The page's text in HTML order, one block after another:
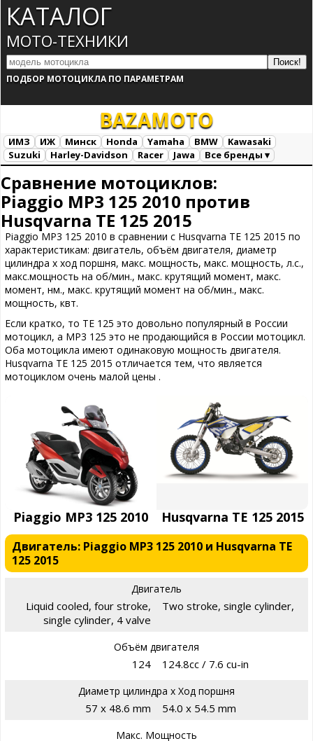
КАТАЛОГ
МОТО-ТЕХНИКИ
ПОДБОР МОТОЦИКЛА ПО ПАРАМЕТРАМ
BAZAMOTO
ИМЗ ИЖ Минск Honda Yamaha BMW
Kawasaki
Suzuki
Harley-Davidson Racer Jawa
Все бренды ▾
Сравнение мотоциклов:
Piaggio MP3 125 2010 против
Husqvarna TE 125 2015
Piaggio MP3 125 2010 в сравнении с Husqvarna TE 125 2015 по
характеристикам: двигатель, объём двигателя, диаметр
цилиндра х ход поршня, макс. мощность, макс. мощность, л.с.,
макс.мощность на об/мин., макс. крутящий момент, макс.
момент, нм., макс. крутящий момент на об/мин., макс.
мощность, квт.
Если кратко, то TE 125 это довольно популярный в России
мотоцикл, а MP3 125 это не продающийся в России мотоцикл.
Оба мотоцикла имеют одинаковую мощность двигателя.
Husqvarna TE 125 2015 отличается тем, что является
мотоциклом очень малой цены .
Piaggio MP3 125 2010 Husqvarna TE 125 2015
Двигатель: Piaggio MP3 125 2010 и Husqvarna TE
125 2015
Двигатель
Liquid cooled, four stroke,
single cylinder, 4 valve
Two stroke, single cylinder,
Объём двигателя
124 124.8cc / 7.6 cu-in
Диаметр цилиндра х Ход поршня
57 x 48.6 mm 54.0 x 54.5 mm
Макс. Мощность